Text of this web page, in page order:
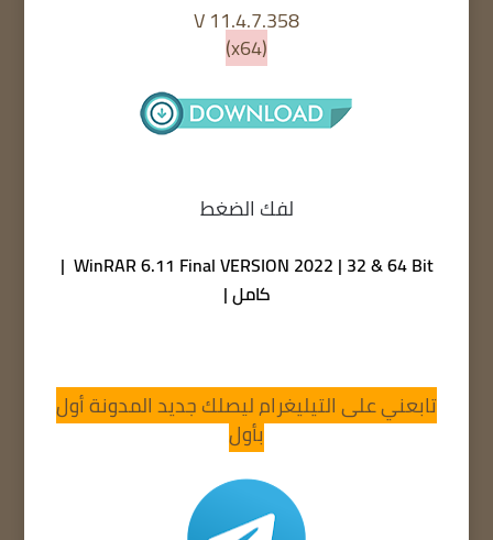
V 11.4.7.358
(x64)
لفك الضغط
WinRAR 6.11 Final VERSION 2022 | 32 & 64 Bit |
كامل |
تابعني على التيليغرام ليصلك جديد المدونة أول
بأول